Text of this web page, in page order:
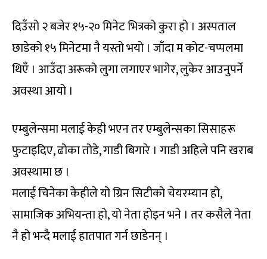
दिउँसो २ बजेर १५-२० मिनेट भित्रको कुरा हो । अस्पताल
छाडेको १५ मिनेटमा नै यस्तो भयो । जाँदा म कोट-चप्पलमा
थिएँ । आउँदा अरूको लुगा लगाएर भागेर, लुकेर आउनुपर्ने
अवस्था आयो ।
एम्बुलेन्समा मलाई केही भएन तर एम्बुलेन्सका सिसाहरू
फुटाइदिए, ढोका तोडे, गाडी बिगारे । गाडी अहिले पनि खराब
अवस्थामा छ ।
मलाई चिनेका केहीले यो ग्रिन सिटीको चेयरम्यान हो,
सामाजिक अभियन्ता हो, यो नेता होइन भने । तर कसैले नेता
नै हो भन्दै मलाई हातपात गर्न छाडेनन् ।